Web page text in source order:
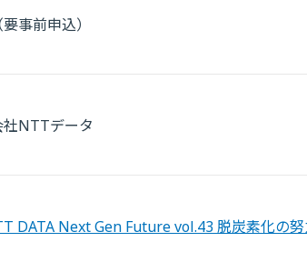
事前申込）
社NTTデータ
DATA Next Gen Future vol.43 脱炭素化の